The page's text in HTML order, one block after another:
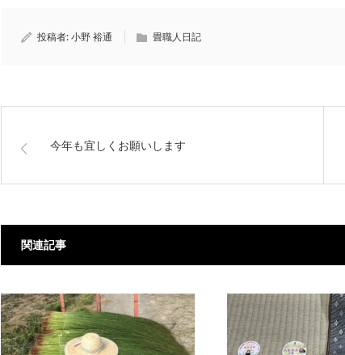
投稿者:小野 裕通 畳職人日記
今年も宜しくお願いします
関連記事